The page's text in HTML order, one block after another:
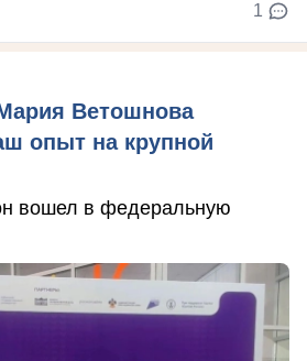
1
Ветошнова
опыт на крупной
вошел в федеральную